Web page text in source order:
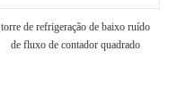
torre de refrigeração de baixo ruído
de fluxo de contador quadrado